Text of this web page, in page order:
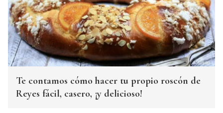
Te contamos cómo hacer tu propio roscón de
Reyes fácil, casero, ¡y delicioso!